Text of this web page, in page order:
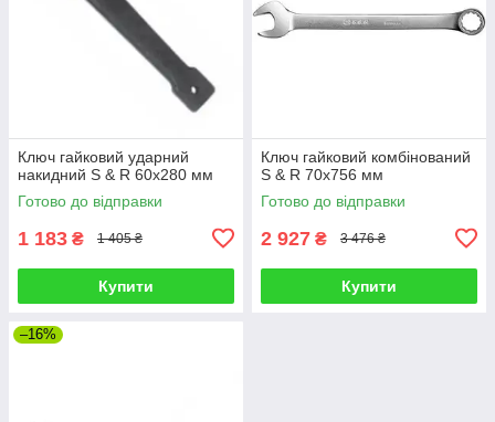
Ключ гайковий ударний
накидний S & R 60х280 мм
Готово до відправки
1 183 ₴ 1 405 ₴
Купити
Ключ гайковий комбінований
S & R 70х756 мм
Готово до відправки
2 927 ₴ 3 476 ₴
Купити
–16%